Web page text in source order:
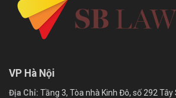
VP Hà Nội
Địa Chỉ: Tầng 3, Tòa nhà Kinh Đô, số 292